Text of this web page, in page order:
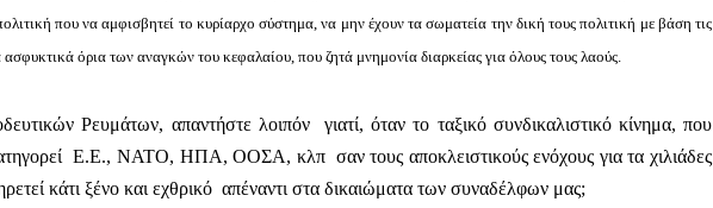
που να αμφισβητεί το κυρίαρχο σύστημα, να μην έχουν τα σωματεία την δική τους πολιτική με βάση τις
όρια των αναγκών του κεφαλαίου, που ζητά μνημονία διαρκείας για όλους τους λαούς.
Ρευμάτων, απαντήστε λοιπόν
γιατί, όταν το ταξικό συνδικαλιστικό κίνημα, που
Ε.Ε., ΝΑΤΟ, ΗΠΑ, ΟΟΣΑ, κλπ σαν τους αποκλειστικούς ενόχους για τα χιλιάδες
κάτι ξένο και εχθρικό απέναντι στα δικαιώματα των συναδέλφων μας;